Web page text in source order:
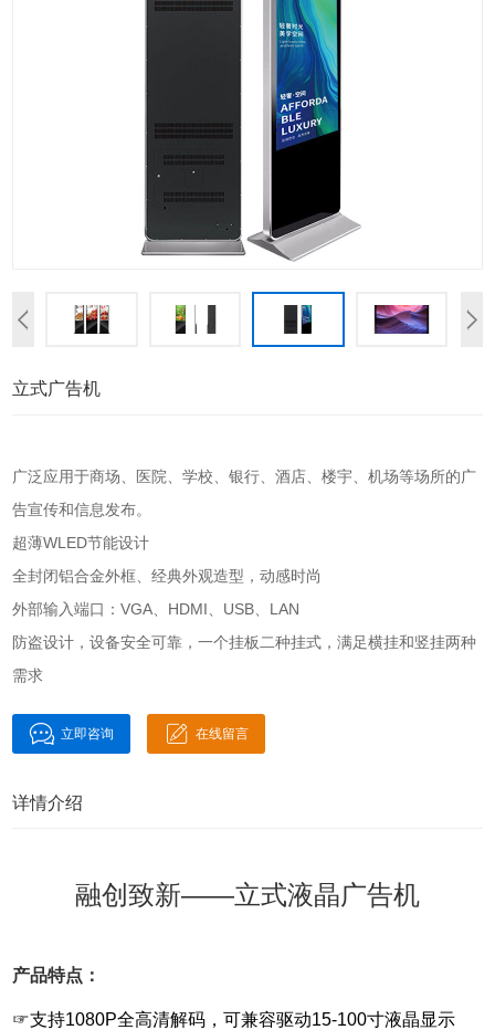
立式广告机
广泛应用于商场、医院、学校、银行、酒店、楼宇、机场等场所的广
告宣传和信息发布。
超薄WLED节能设计
全封闭铝合金外框、经典外观造型，动感时尚
外部输入端口：VGA、HDMI、USB、LAN
防盗设计，设备安全可靠，一个挂板二种挂式，满足横挂和竖挂两种
需求
立即咨询 在线留言
详情介绍
融创致新——立式液晶广告机
产品特点：
☞支持1080P全高清解码，可兼容驱动15-100寸液晶显示